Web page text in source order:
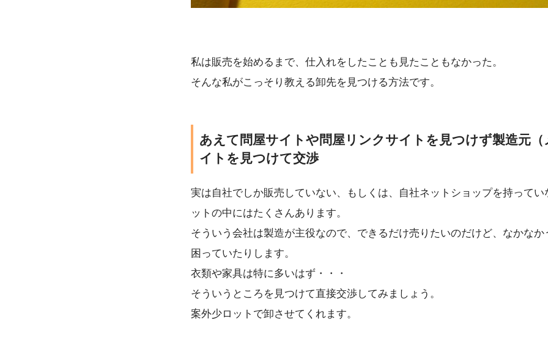
私は販売を始めるまで、仕入れをしたことも見たこともなかった。
そんな私がこっそり教える卸先を見つける方法です。
あえて問屋サイトや問屋リンクサイトを見つけず製造元（
イトを見つけて交渉
実は自社でしか販売していない、もしくは、自社ネットショップを持ってい
ットの中にはたくさんあります。
そういう会社は製造が主役なので、できるだけ売りたいのだけど、なかなか
困っていたりします。
衣類や家具は特に多いはず・・・
そういうところを見つけて直接交渉してみましょう。
案外少ロットで卸させてくれます。